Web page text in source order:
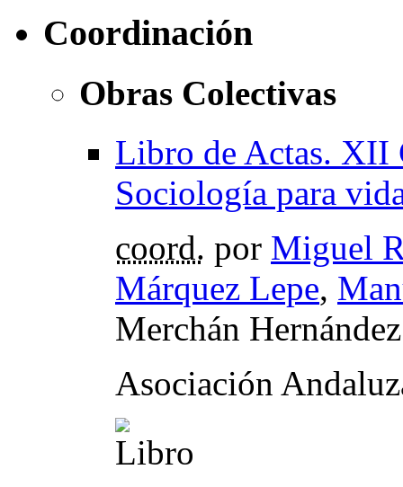
Coordinación
Obras Colectivas
Libro de Actas. XII
Sociología para
coord. por Miguel
Márquez Lepe,
Merchán Hernández
Asociación